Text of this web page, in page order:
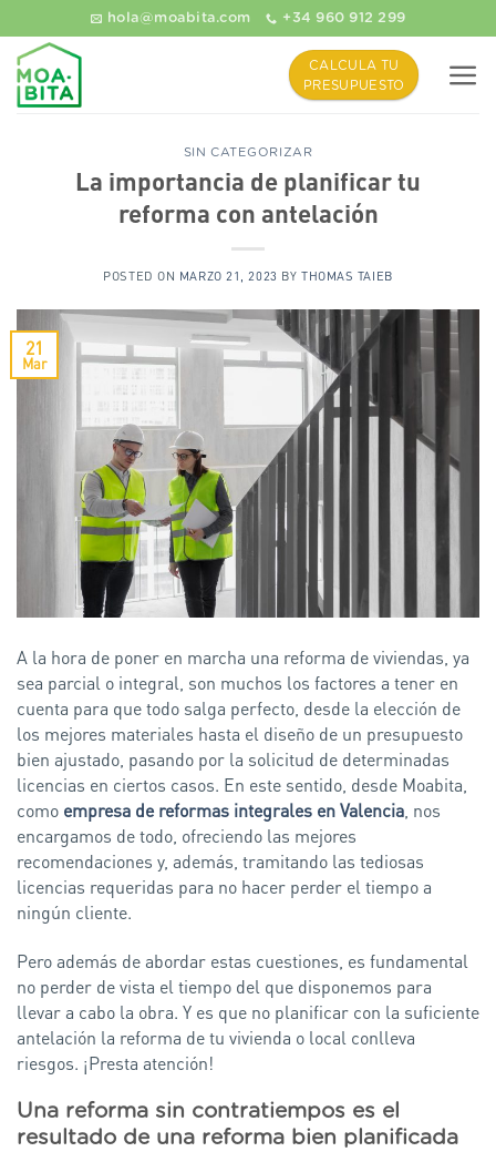
al
contenido
hola@moabita.com +34 960 912 299
CALCULA TU
PRESUPUESTO
SIN CATEGORIZAR
La importancia de planificar tu
reforma con antelación
POSTED ON MARZO 21, 2023 BY THOMAS TAIEB
21
Mar
A la hora de poner en marcha una reforma de viviendas, ya
sea parcial o integral, son muchos los factores a tener en
cuenta para que todo salga perfecto, desde la elección de
los mejores materiales hasta el diseño de un presupuesto
bien ajustado, pasando por la solicitud de determinadas
licencias en ciertos casos. En este sentido, desde Moabita,
como empresa de reformas integrales en Valencia, nos
encargamos de todo, ofreciendo las mejores
recomendaciones y, además, tramitando las tediosas
licencias requeridas para no hacer perder el tiempo a
ningún cliente.
Pero además de abordar estas cuestiones, es fundamental
no perder de vista el tiempo del que disponemos para
llevar a cabo la obra. Y es que no planificar con la suficiente
antelación la reforma de tu vivienda o local conlleva
riesgos. ¡Presta atención!
Una reforma sin contratiempos es el
resultado de una reforma bien planificada